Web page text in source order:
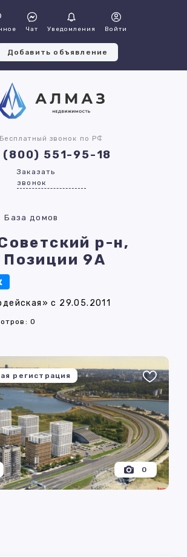
Чат Уведомления Войти
Добавить объявление
Бесплатный звонок по РФ
(800) 551-95-18
Заказать
звонок
База домов
р-н,
Позиции 9А
с 29.05.2011
0
регистрация
0